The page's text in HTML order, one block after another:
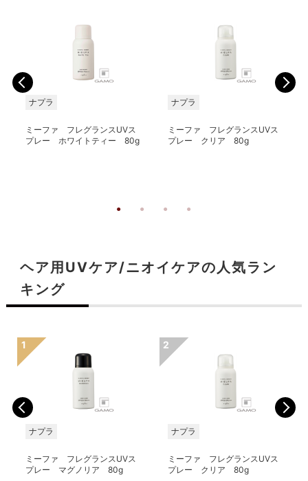
ナプラ
ミーファ フレグランスUVス
プレー ホワイトティー 80g
ナプラ
ミーファ フレグランスUVス
プレー クリア 80g
ヘア用UVケア/ニオイケアの人気ラン
キング
ナプラ
ミーファ フレグランスUVス
プレー マグノリア 80g
ナプラ
ミーファ フレグランスUVス
プレー クリア 80g